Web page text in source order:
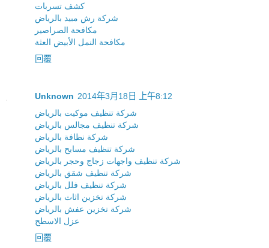
كشف تسربات
شركة رش مبيد بالرياض
مكافحة الصراصير
مكافحة النمل الأبيض العثة
回覆
Unknown 2014年3月18日 上午8:12
شركة تنظيف موكيت بالرياض
شركة تنظيف مجالس بالرياض
شركة نظافة بالرياض
شركة تنظيف مسابح بالرياض
شركة تنظيف واجهات زجاج وحجر بالرياض
شركة تنظيف شقق بالرياض
شركة تنظيف فلل بالرياض
شركة تخزين اثاث بالرياض
شركة تخزين عفش بالرياض
عزل الاسطح
回覆